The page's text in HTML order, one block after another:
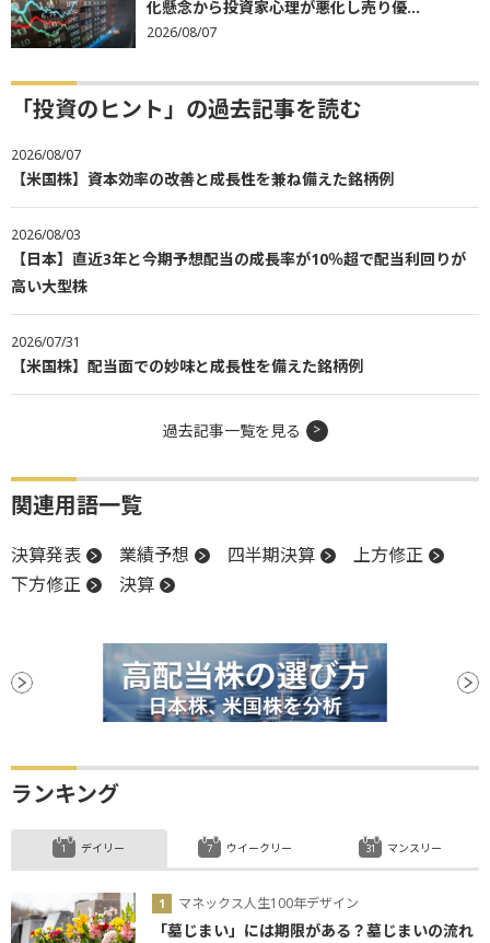
化懸念から投資家心理が悪化し売り優...
2026/08/07
「投資のヒント」の過去記事を読む
2026/08/07
【米国株】資本効率の改善と成長性を兼ね備えた銘柄例
2026/08/03
【日本】直近3年と今期予想配当の成長率が10％超で配当利回りが
高い大型株
2026/07/31
【米国株】配当面での妙味と成長性を備えた銘柄例
過去記事一覧を見る
関連用語一覧
決算発表 業績予想 四半期決算
上方修正
下方修正
決算
ランキング
デイリー
マネックス人生100年デザイン
「墓じまい」には期限がある？墓じまいの流れ
ウイークリー マンスリー